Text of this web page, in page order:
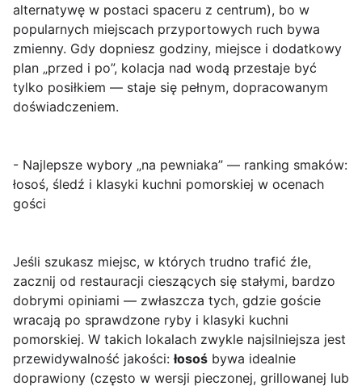
alternatywę w postaci spaceru z centrum), bo w
popularnych miejscach przyportowych ruch bywa
zmienny. Gdy dopniesz godziny, miejsce i dodatkowy
plan „przed i po”, kolacja nad wodą przestaje być
tylko posiłkiem — staje się pełnym, dopracowanym
doświadczeniem.
- Najlepsze wybory „na pewniaka” — ranking smaków:
łosoś, śledź i klasyki kuchni pomorskiej w ocenach
gości
Jeśli szukasz miejsc, w których trudno trafić źle,
zacznij od restauracji cieszących się stałymi, bardzo
dobrymi opiniami — zwłaszcza tych, gdzie goście
wracają po sprawdzone ryby i klasyki kuchni
pomorskiej. W takich lokalach zwykle najsilniejsza jest
przewidywalność jakości:łosoś bywa idealnie
doprawiony (często w wersji pieczonej, grillowanej lub